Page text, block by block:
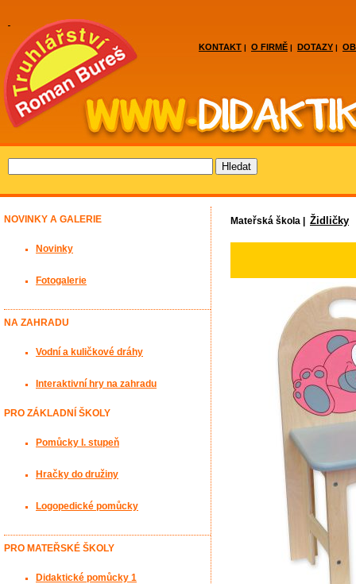
KONTAKT | O FIRMĚ | DOTAZY |
Mateřská škola | Židličky
NOVINKY A GALERIE
Novinky
Fotogalerie
NA ZAHRADU
Vodní a kuličkové dráhy
Interaktivní hry na zahradu
PRO ZÁKLADNÍ ŠKOLY
Pomůcky I. stupeň
Hračky do družiny
Logopedické pomůcky
PRO MATEŘSKÉ ŠKOLY
Didaktické pomůcky 1